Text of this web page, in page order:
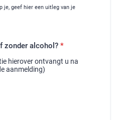
je, geef hier een uitleg van je
zonder alcohol? *
hierover ontvangt u na
aanmelding)